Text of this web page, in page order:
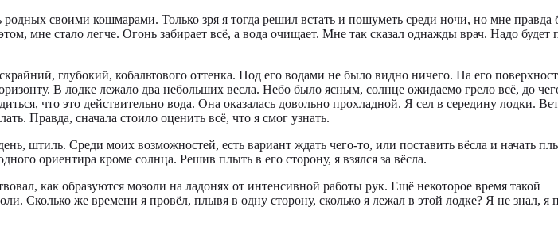
своими кошмарами. Только зря я тогда решил встать и пошуметь среди ночи, но мне правда
мне стало легче. Огонь забирает всё, а вода очищает. Мне так сказал однажды врач. Надо будет
глубокий, кобальтового оттенка. Под его водами не было видно ничего. На его
В лодке лежало два небольших весла. Небо было ясным, солнце ожидаемо грело всё, до
что это действительно вода. Она оказалась довольно прохладной. Я сел в середину лодки.
Правда, сначала стоило оценить всё, что я смог узнать.
штиль. Среди моих возможностей, есть вариант ждать чего-то, или поставить вёсла и начать
ориентира кроме солнца. Решив плыть в его сторону, я взялся за вёсла.
как образуются мозоли на ладонях от интенсивной работы рук. Ещё некоторое время такой
Сколько же времени я провёл, плывя в одну сторону, сколько я лежал в этой лодке? Я не знал, я